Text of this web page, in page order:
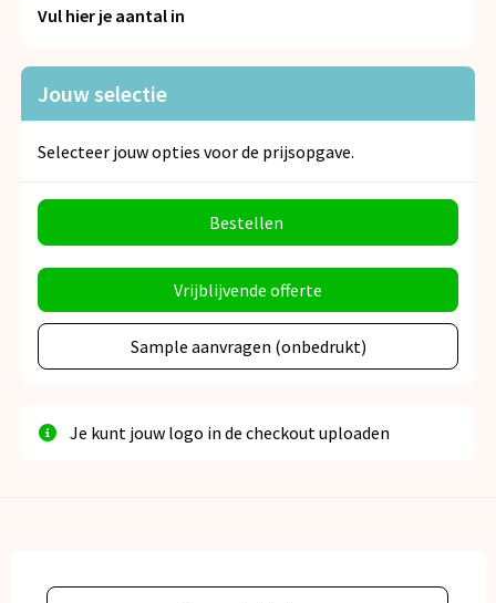
Snoepgoed
Spellen voor binnen en buiten
Veiligheid, Auto en Fiets
Vul hier je aantal in
Jouw selectie
Selecteer jouw opties voor de prijsopgave.
Bestellen
Vrijblijvende offerte
Sample aanvragen (onbedrukt)
Je kunt jouw logo in de checkout uploaden